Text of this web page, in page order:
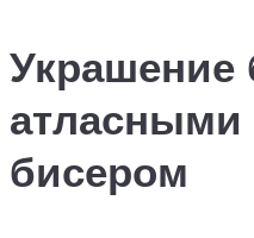
Украшение
атласными
бисером